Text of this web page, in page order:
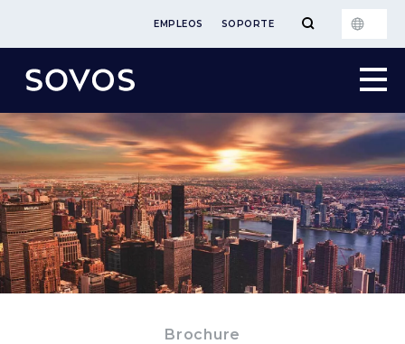
EMPLEOS SOPORTE
Brochure